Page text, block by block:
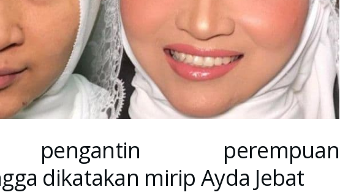
pengantin perempuan
dikatakan mirip Ayda Jebat